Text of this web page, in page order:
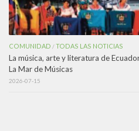
COMUNIDAD /TODAS LAS NOTICIAS
La música, arte y literatura de
La Mar de Músicas
2026-07-15